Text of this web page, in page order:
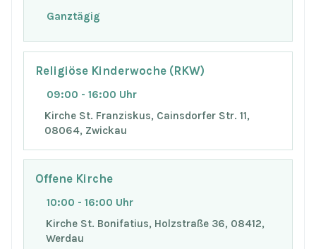
Ganztägig
Religiöse Kinderwoche (RKW)
09:00 - 16:00 Uhr
Kirche St. Franziskus, Cainsdorfer Str. 11,
08064, Zwickau
Offene Kirche
10:00 - 16:00 Uhr
Kirche St. Bonifatius, Holzstraße 36, 08412,
Werdau